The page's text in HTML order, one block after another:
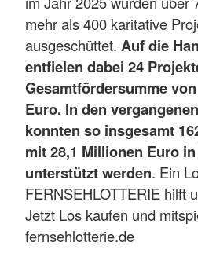
mehr als 400 karitative
ausgeschüttet. Auf die
entfielen dabei 24
Gesamtfördersumme
Euro. In den
konnten so insgesamt
mit 28,1 Millionen Euro
unterstützt werden. Ein
FERNSEHLOTTERIE hilft
Jetzt Los kaufen und
fernsehlotterie.de